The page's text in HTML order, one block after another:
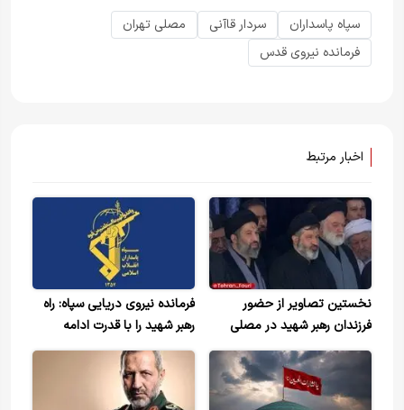
سپاه پاسداران سردار قاآنی
مصلی تهران
فرمانده نیروی قدس
اخبار مرتبط
نخستین تصاویر از حضور
فرزندان رهبر شهید در مصلی
تهران منتشر شد+ویدیو
فرمانده نیروی دریایی سپاه: راه
رهبر شهید را با قدرت ادامه
می‌دهیم/انتقام الهی نزدیک